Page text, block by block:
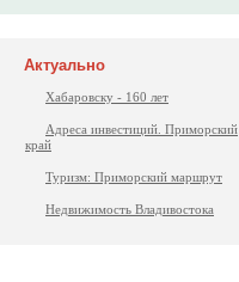
Актуально
Хабаровску - 160 лет
Адреса инвестиций. Приморский
край
Туризм: Приморский маршрут
Недвижимость Владивостока